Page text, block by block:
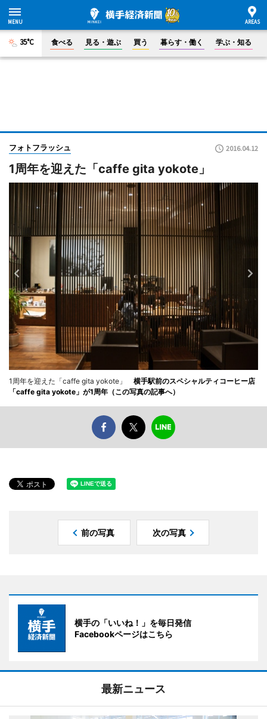
35°C 食べる 見る・遊ぶ 買う 暮らす・働く 学ぶ・知る
フォトフラッシュ 2016.04.12
1周年を迎えた「caffe gita yokote」
1周年を迎えた「caffe gita yokote」 横手駅前のスペシャルティコーヒー店
「caffe gita yokote」が1周年（この写真の記事へ）
前の写真 次の写真
横手の「いいね！」を毎日発信
Facebookページはこちら
最新ニュース